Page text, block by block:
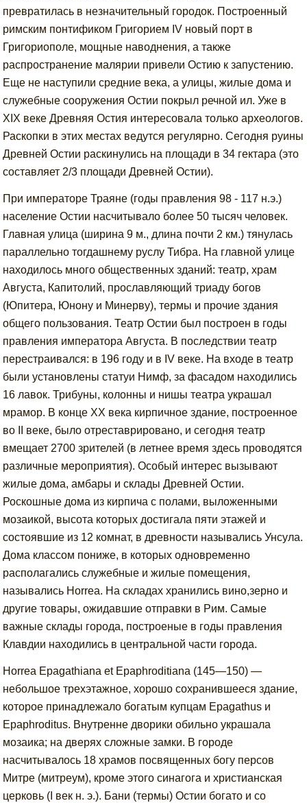
превратилась в незначительный городок. Построенный
римским понтификом Григорием IV новый порт в
Григориополе, мощные наводнения, а также
распространение малярии привели Остию к запустению.
Еще не наступили средние века, а улицы, жилые дома и
служебные сооружения Остии покрыл речной ил. Уже в
XIX веке Древняя Остия интересовала только археологов.
Раскопки в этих местах ведутся регулярно. Сегодня руины
Древней Остии раскинулись на площади в 34 гектара (это
составляет 2/3 площади Древней Остии).
При императоре Траяне (годы правления 98 - 117 н.э.)
население Остии насчитывало более 50 тысяч человек.
Главная улица (ширина 9 м., длина почти 2 км.) тянулась
параллельно тогдашнему руслу Тибра. На главной улице
находилось много общественных зданий: театр, храм
Августа, Капитолий, прославляющий триаду богов
(Юпитера, Юнону и Минерву), термы и прочие здания
общего пользования. Театр Остии был построен в годы
правления императора Августа. В последствии театр
перестраивался: в 196 году и в IV веке. На входе в театр
были установлены статуи Нимф, за фасадом находились
16 лавок. Трибуны, колонны и нишы театра украшал
мрамор. В конце XX века кирпичное здание, построенное
во II веке, было отреставрировано, и сегодня театр
вмещает 2700 зрителей (в летнее время здесь проводятся
различные мероприятия). Особый интерес вызывают
жилые дома, амбары и склады Древней Остии.
Роскошные дома из кирпича с полами, выложенными
мозаикой, высота которых достигала пяти этажей и
состоявшие из 12 комнат, в древности назывались Унсула.
Дома классом пониже, в которых одновременно
располагались служебные и жилые помещения,
назывались Horrea. На складах хранились вино,зерно и
другие товары, ожидавшие отправки в Рим. Самые
важные склады города, построеные в годы правления
Клавдии находились в центральной части города.
Horrea Epagathiana et Epaphroditiana (145—150) —
небольшое трехэтажное, хорошо сохранившееся здание,
которое принадлежало богатым купцам Epagathus и
Epaphroditus. Внутренне дворики обильно украшала
мозаика; на дверях сложные замки. В городе
насчитывалось 18 храмов посвященных богу персов
Митре (митреум), кроме этого синагога и христианская
церковь (I век н. э.). Бани (термы) Остии богато и со